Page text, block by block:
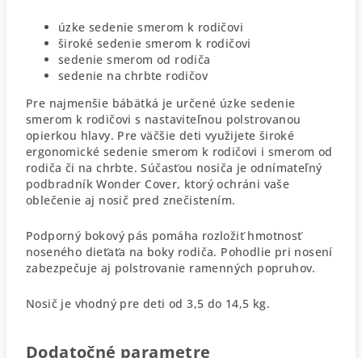
úzke sedenie smerom k rodičovi
široké sedenie smerom k rodičovi
sedenie smerom od rodiča
sedenie na chrbte rodičov
Pre najmenšie bábätká je určené úzke sedenie
smerom k rodičovi s nastaviteľnou polstrovanou
opierkou hlavy. Pre väčšie deti využijete široké
ergonomické sedenie smerom k rodičovi i smerom od
rodiča či na chrbte. Súčasťou nosiča je odnímateľný
podbradník Wonder Cover, ktorý ochráni vaše
oblečenie aj nosič pred znečistením.
Podporný bokový pás pomáha rozložiť hmotnosť
noseného dieťaťa na boky rodiča. Pohodlie pri nosení
zabezpečuje aj polstrovanie ramenných popruhov.
Nosič je vhodný pre deti od 3,5 do 14,5 kg.
Dodatočné parametre